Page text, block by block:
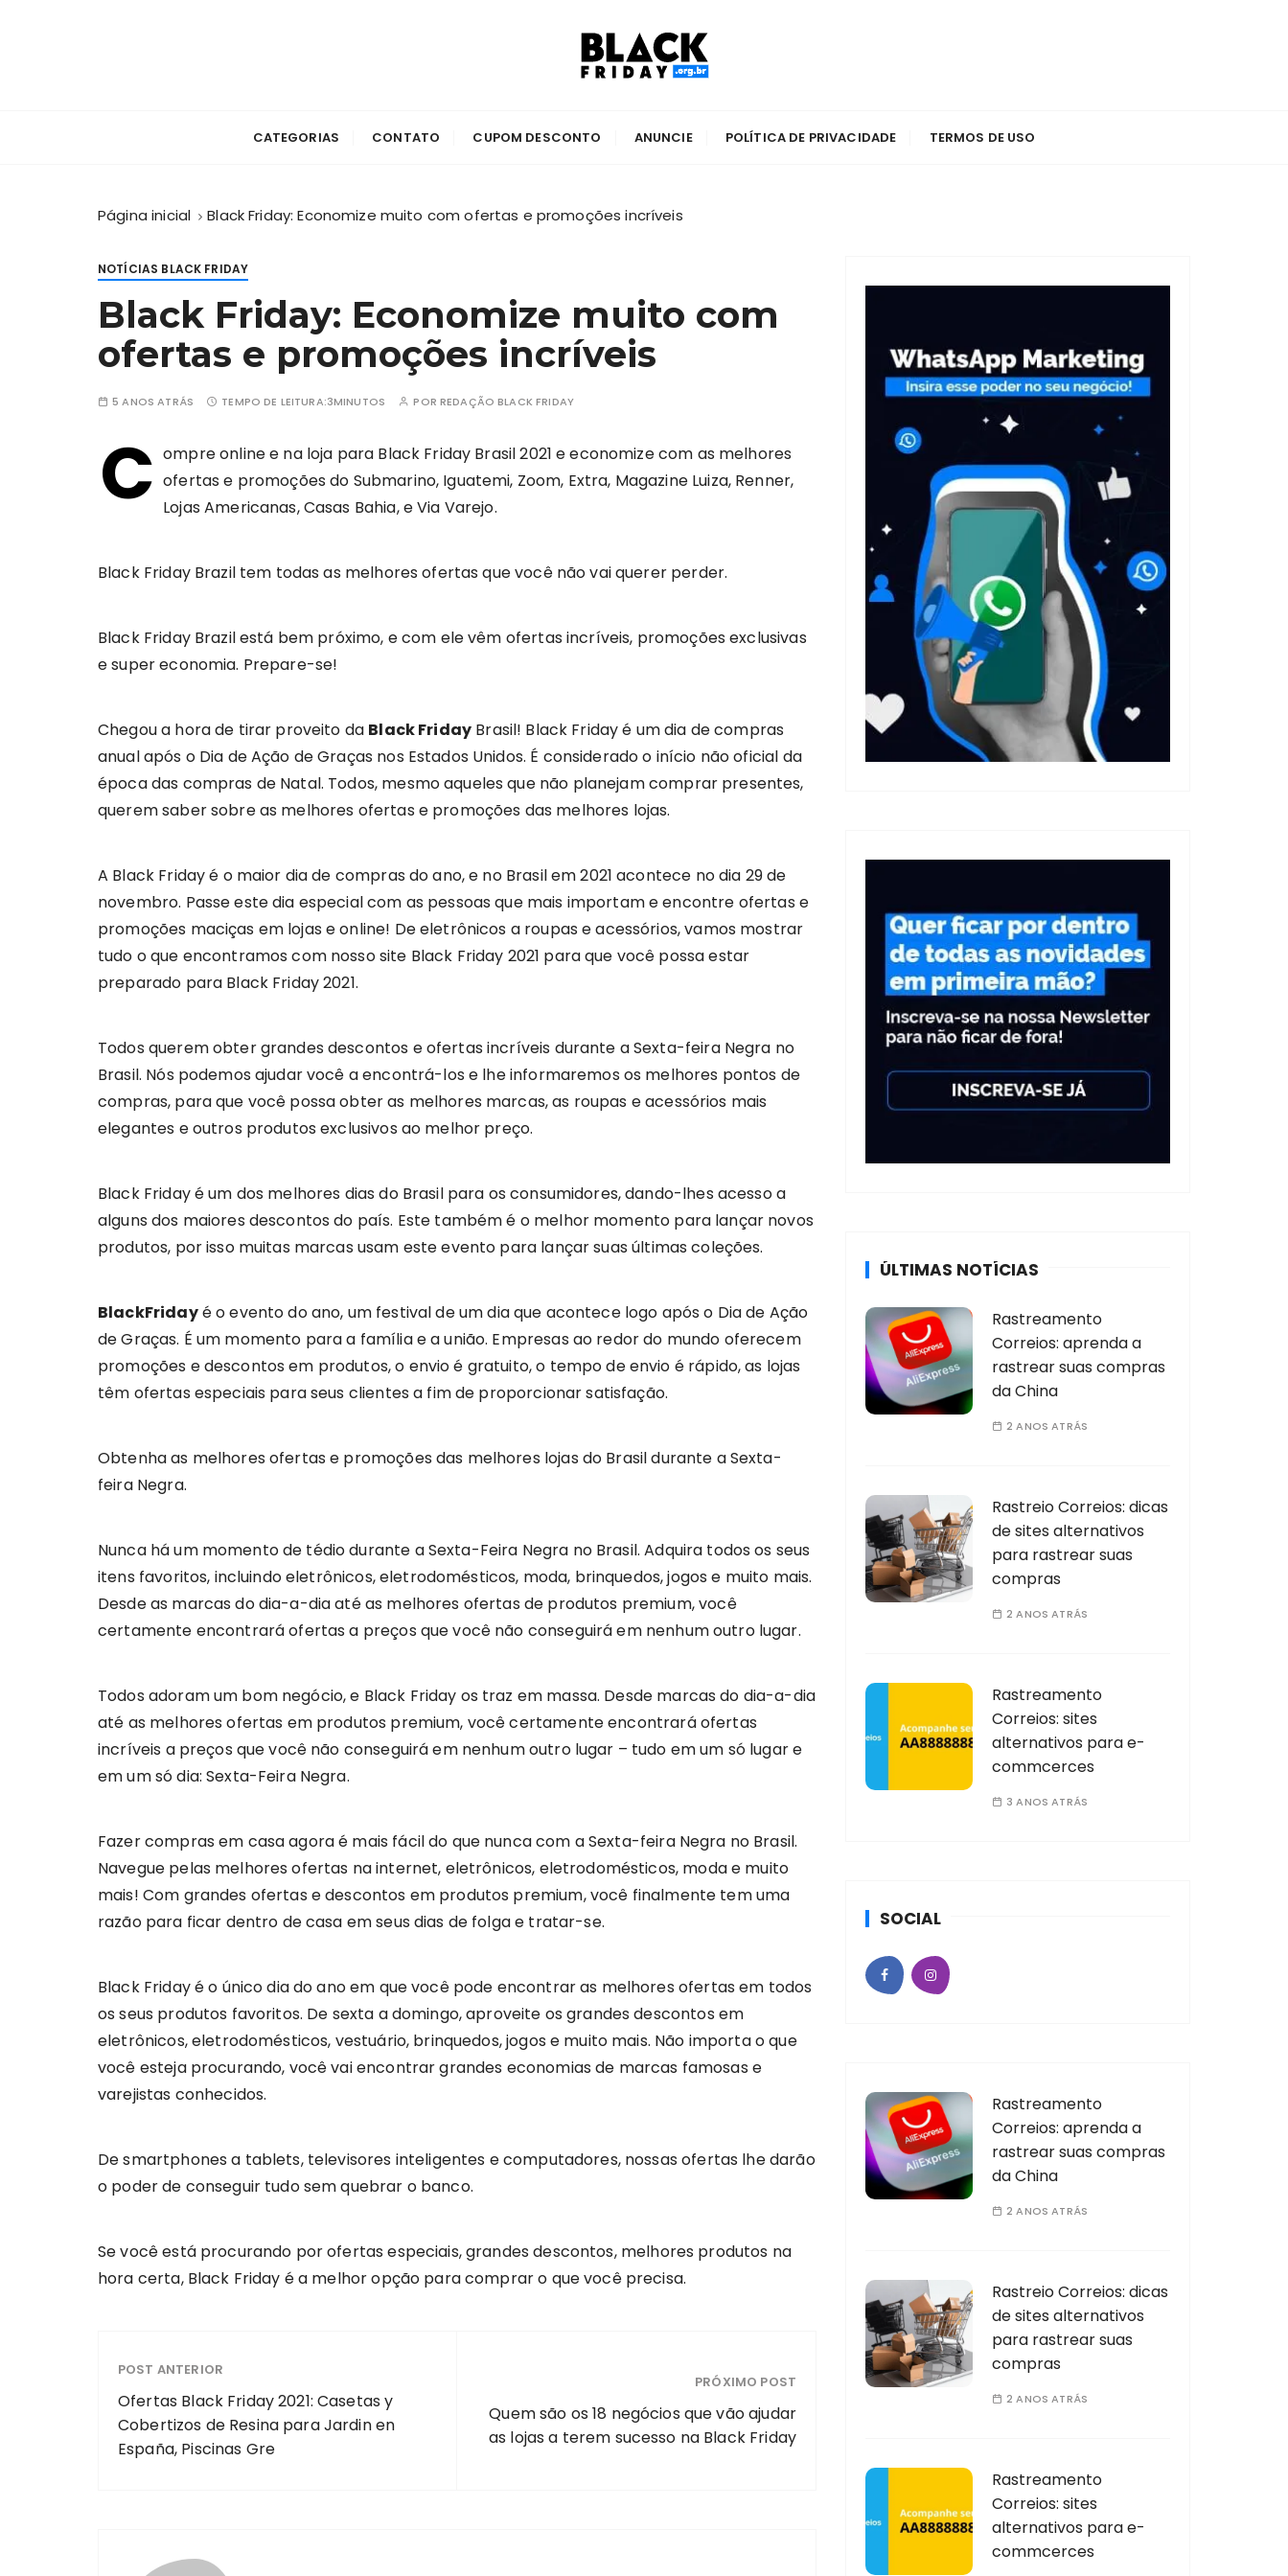
Black Friday 2025
CATEGORIAS CONTATO CUPOM DESCONTO ANUNCIE POLÍTICA DE PRIVACIDADE TERMOS DE USO
Página inicial Black Friday: Economize muito com ofertas e promoções incríveis
NOTÍCIAS BLACK FRIDAY
Black Friday: Economize muito com
ofertas e promoções incríveis
5 ANOS ATRÁS TEMPO DE LEITURA:3MINUTOS POR REDAÇÃO BLACK FRIDAY
C ompre online e na loja para Black Friday Brasil 2021 e economize com as melhores
ofertas e promoções do Submarino, Iguatemi, Zoom, Extra, Magazine Luiza, Renner,
Lojas Americanas, Casas Bahia, e Via Varejo.
Black Friday Brazil tem todas as melhores ofertas que você não vai querer perder.
Black Friday Brazil está bem próximo, e com ele vêm ofertas incríveis, promoções exclusivas
e super economia. Prepare-se!
Chegou a hora de tirar proveito da Black Friday Brasil! Black Friday é um dia de compras
anual após o Dia de Ação de Graças nos Estados Unidos. É considerado o início não oficial da
época das compras de Natal. Todos, mesmo aqueles que não planejam comprar presentes,
querem saber sobre as melhores ofertas e promoções das melhores lojas.
A Black Friday é o maior dia de compras do ano, e no Brasil em 2021 acontece no dia 29 de
novembro. Passe este dia especial com as pessoas que mais importam e encontre ofertas e
promoções maciças em lojas e online! De eletrônicos a roupas e acessórios, vamos mostrar
tudo o que encontramos com nosso site Black Friday 2021 para que você possa estar
preparado para Black Friday 2021.
Todos querem obter grandes descontos e ofertas incríveis durante a Sexta-feira Negra no
Brasil. Nós podemos ajudar você a encontrá-los e lhe informaremos os melhores pontos de
compras, para que você possa obter as melhores marcas, as roupas e acessórios mais
elegantes e outros produtos exclusivos ao melhor preço.
Black Friday é um dos melhores dias do Brasil para os consumidores, dando-lhes acesso a
alguns dos maiores descontos do país. Este também é o melhor momento para lançar novos
produtos, por isso muitas marcas usam este evento para lançar suas últimas coleções.
BlackFridayé o evento do ano, um festival de um dia que acontece logo após o Dia de Ação
de Graças. É um momento para a família e a união. Empresas ao redor do mundo oferecem
promoções e descontos em produtos, o envio é gratuito, o tempo de envio é rápido, as lojas
têm ofertas especiais para seus clientes a fim de proporcionar satisfação.
Obtenha as melhores ofertas e promoções das melhores lojas do Brasil durante a Sexta-
feira Negra.
Nunca há um momento de tédio durante a Sexta-Feira Negra no Brasil. Adquira todos os seus
itens favoritos, incluindo eletrônicos, eletrodomésticos, moda, brinquedos, jogos e muito mais.
Desde as marcas do dia-a-dia até as melhores ofertas de produtos premium, você
certamente encontrará ofertas a preços que você não conseguirá em nenhum outro lugar.
Todos adoram um bom negócio, e Black Friday os traz em massa. Desde marcas do dia-a-dia
até as melhores ofertas em produtos premium, você certamente encontrará ofertas
incríveis a preços que você não conseguirá em nenhum outro lugar – tudo em um só lugar e
em um só dia: Sexta-Feira Negra.
Fazer compras em casa agora é mais fácil do que nunca com a Sexta-feira Negra no Brasil.
Navegue pelas melhores ofertas na internet, eletrônicos, eletrodomésticos, moda e muito
mais! Com grandes ofertas e descontos em produtos premium, você finalmente tem uma
razão para ficar dentro de casa em seus dias de folga e tratar-se.
Black Friday é o único dia do ano em que você pode encontrar as melhores ofertas em todos
os seus produtos favoritos. De sexta a domingo, aproveite os grandes descontos em
eletrônicos, eletrodomésticos, vestuário, brinquedos, jogos e muito mais. Não importa o que
você esteja procurando, você vai encontrar grandes economias de marcas famosas e
varejistas conhecidos.
De smartphones a tablets, televisores inteligentes e computadores, nossas ofertas lhe darão
o poder de conseguir tudo sem quebrar o banco.
Se você está procurando por ofertas especiais, grandes descontos, melhores produtos na
hora certa, Black Friday é a melhor opção para comprar o que você precisa.
POST ANTERIOR
Ofertas Black Friday 2021: Casetas y
Cobertizos de Resina para Jardin en
España, Piscinas Gre
PRÓXIMO POST
Quem são os 18 negócios que vão ajudar
as lojas a terem sucesso na Black Friday
ÚLTIMAS NOTÍCIAS
Rastreamento
Correios: aprenda a
rastrear suas compras
da China
2 ANOS ATRÁS
Rastreio Correios: dicas
de sites alternativos
para rastrear suas
compras
2 ANOS ATRÁS
Rastreamento
Correios: sites
alternativos para e-
commcerces
3 ANOS ATRÁS
SOCIAL
Rastreamento
Correios: aprenda a
rastrear suas compras
da China
2 ANOS ATRÁS
Rastreio Correios: dicas
de sites alternativos
para rastrear suas
compras
2 ANOS ATRÁS
Rastreamento
Correios: sites
alternativos para e-
commcerces